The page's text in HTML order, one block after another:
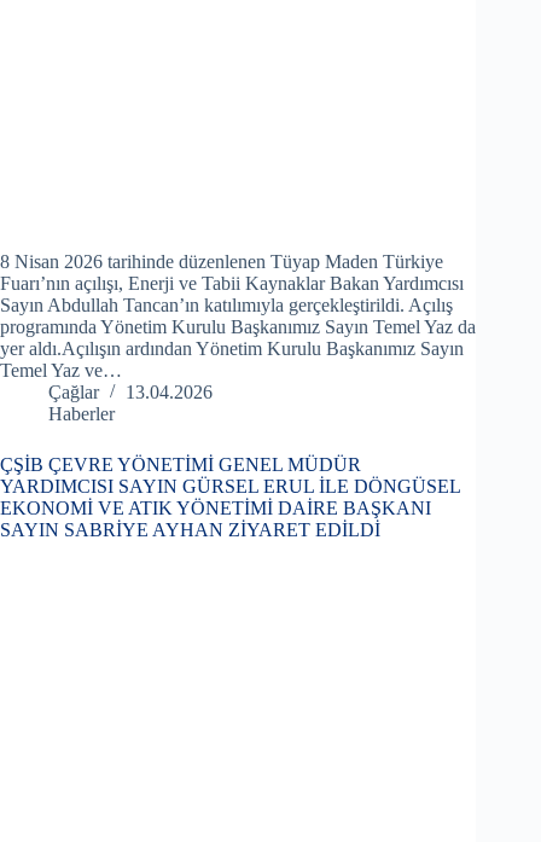
8 Nisan 2026 tarihinde düzenlenen Tüyap Maden Türkiye
Fuarı’nın açılışı, Enerji ve Tabii Kaynaklar Bakan Yardımcısı
Sayın Abdullah Tancan’ın katılımıyla gerçekleştirildi. Açılış
programında Yönetim Kurulu Başkanımız Sayın Temel Yaz da
yer aldı.Açılışın ardından Yönetim Kurulu Başkanımız Sayın
Temel Yaz ve…
Çağlar
13.04.2026
Haberler
ÇŞİB ÇEVRE YÖNETİMİ GENEL MÜDÜR
YARDIMCISI SAYIN GÜRSEL ERUL İLE DÖNGÜSEL
EKONOMİ VE ATIK YÖNETİMİ DAİRE BAŞKANI
SAYIN SABRİYE AYHAN ZİYARET EDİLDİ